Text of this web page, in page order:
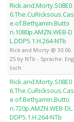
Rick.and.Morty.S08E0
6.The.CuRicksous.Cas
e.of.Bethjamin.Butto
n.1080p.AMZN.WEB-D
L.DDP5.1.H.264-NTb
Rick and Morty @ 30.06.
25 by NTb - Sprache: Eng
lisch
Rick.and.Morty.S08E0
6.The.CuRicksous.Cas
e.of.Bethjamin.Butto
n.720p.AMZN.WEB-DL.
DDP5.1.H.264-NTb